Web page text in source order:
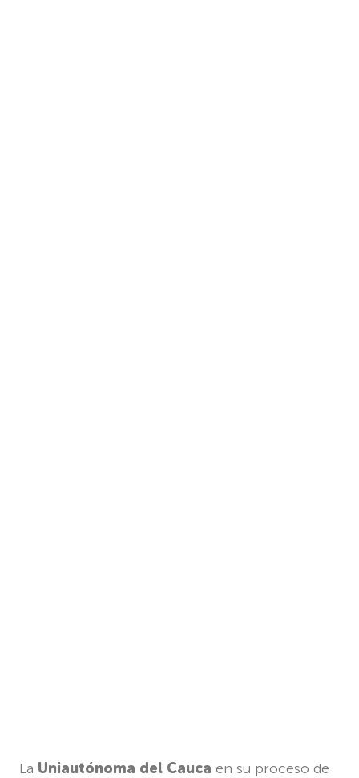
La Uniautónoma del Cauca en su proceso de